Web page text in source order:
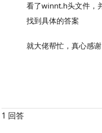
看了winnt.h头文件，
找到具体的答案
就大佬帮忙，真心感谢
1 回答